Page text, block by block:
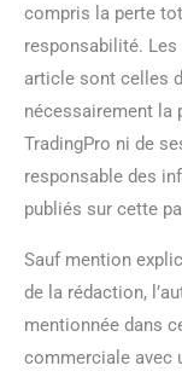
compris la perte
responsabilité.
article sont celles
nécessairement
TradingPro ni de
responsable des
publiés sur cette
Sauf mention
de la rédaction,
mentionnée dans
commerciale avec